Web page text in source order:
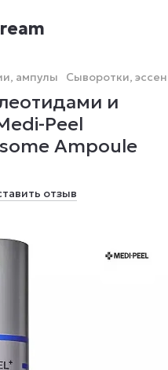
ампулы Сыворотки,
и
Peel
Ampoule
отзыв